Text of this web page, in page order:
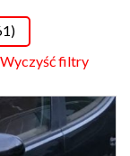
Wyczyść filtry